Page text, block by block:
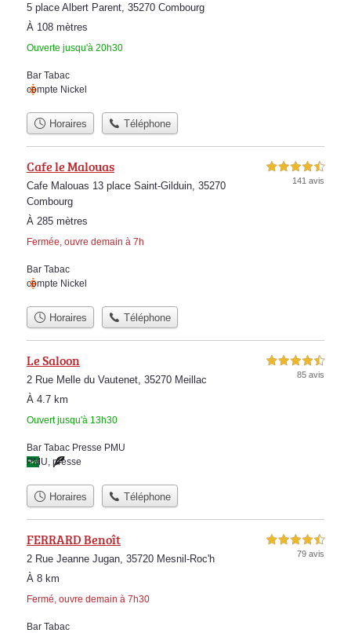
5 place Albert Parent, 35270 Combourg
À 108 mètres
Ouverte jusqu'à 20h30
Bar Tabac
compte Nickel
Horaires Téléphone
Cafe le Malouas
Cafe Malouas 13 place Saint-Gilduin, 35270
Combourg
À 285 mètres
Fermée, ouvre demain à 7h
4,5 étoiles sur 5
141 avis
Bar Tabac
compte Nickel
Horaires Téléphone
Le Saloon
2 Rue Melle du Vautenet, 35270 Meillac
À 4.7 km
Ouvert jusqu'à 13h30
4,5 étoiles sur 5
85 avis
Bar Tabac Presse PMU
PMU, presse
Horaires Téléphone
FERRARD Benoît
2 Rue Jeanne Jugan, 35720 Mesnil-Roc'h
À 8 km
Fermé, ouvre demain à 7h30
4,5 étoiles sur 5
79 avis
Bar Tabac